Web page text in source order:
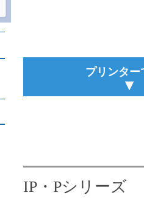
プリンター
▾
IP・Pシリーズ